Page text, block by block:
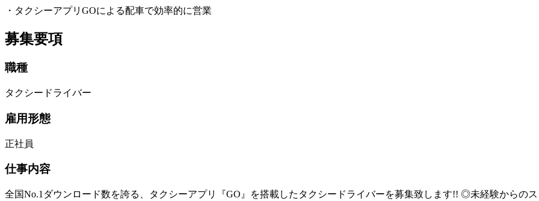
・タクシーアプリGOによる配車で効率的に営業
募集要項
職種
タクシードライバー
雇用形態
正社員
仕事内容
全国No.1ダウンロード数を誇る、タクシーアプリ『GO』を搭載したタクシードライバーを募集致します!! ◎未経験からの